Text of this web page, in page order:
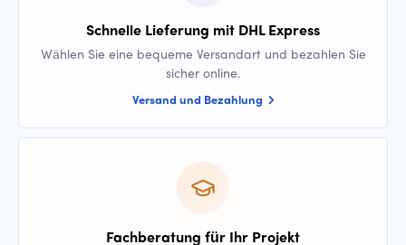
Schnelle Lieferung mit DHL Express
Wählen Sie eine bequeme Versandart und bezahlen Sie
sicher online.
Versand und Bezahlung
Fachberatung für Ihr Projekt